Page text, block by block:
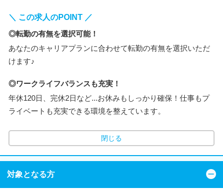
＼ この求人のPOINT ／
◎転勤の有無を選択可能！
あなたのキャリアプランに合わせて転勤の有無を選択いただ
けます♪
◎ワークライフバランスも充実！
年休120日、完休2日など...お休みもしっかり確保！仕事もプ
ライベートも充実できる環境を整えています。
閉じる
対象となる方